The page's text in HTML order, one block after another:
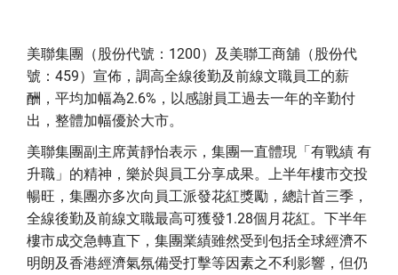
美聯集團（股份代號：1200）及美聯工商舖（股份代
號：459）宣佈，調高全線後勤及前線文職員工的薪
酬，平均加幅為2.6%，以感謝員工過去一年的辛勤付
出，整體加幅優於大市。
美聯集團副主席黃靜怡表示，集團一直體現「有戰績 有
升職」的精神，樂於與員工分享成果。上半年樓市交投
暢旺，集團亦多次向員工派發花紅獎勵，總計首三季，
全線後勤及前線文職最高可獲發1.28個月花紅。下半年
樓市成交急轉直下，集團業績雖然受到包括全球經濟不
明朗及香港經濟氣氛備受打擊等因素之不利影響，但仍